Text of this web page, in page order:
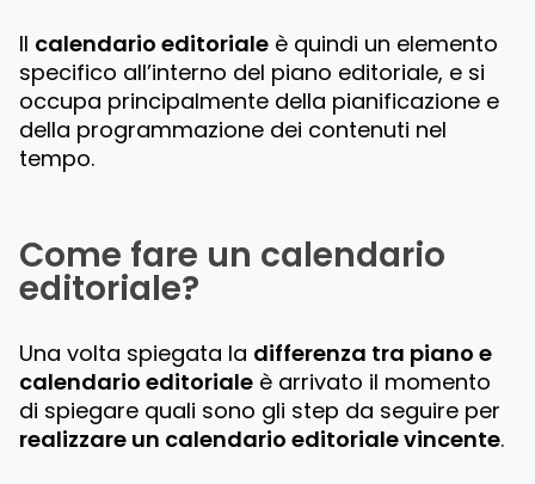
Il calendario editoriale è quindi un elemento
specifico all’interno del piano editoriale, e si
occupa principalmente della pianificazione e
della programmazione dei contenuti nel
tempo.
Come fare un calendario
editoriale?
Una volta spiegata la differenza tra piano e
calendario editoriale è arrivato il momento
di spiegare quali sono gli step da seguire per
realizzare un calendario editoriale vincente.